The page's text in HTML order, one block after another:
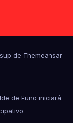
de Themeansar
de Puno iniciará